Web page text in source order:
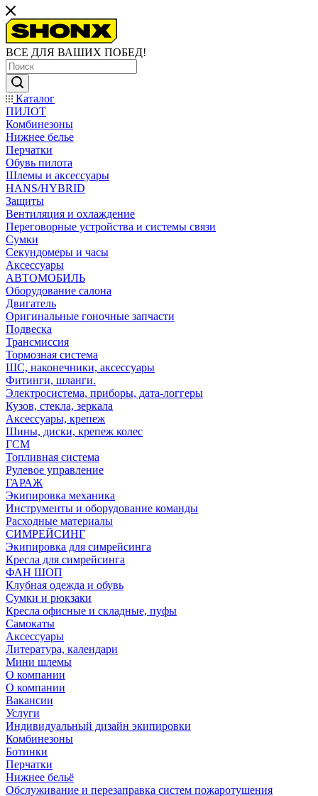
ВСЕ ДЛЯ ВАШИХ ПОБЕД!
Каталог
ПИЛОТ
Комбинезоны
Нижнее белье
Перчатки
Обувь пилота
Шлемы и аксессуары
HANS/HYBRID
Защиты
Вентиляция и охлаждение
Переговорные устройства и системы связи
Сумки
Секундомеры и часы
Аксессуары
АВТОМОБИЛЬ
Оборудование салона
Двигатель
Оригинальные гоночные запчасти
Подвеска
Трансмиссия
Тормозная система
ШС, наконечники, аксессуары
Фитинги, шланги.
Электросистема, приборы, дата-логгеры
Кузов, стекла, зеркала
Аксессуары, крепеж
Шины, диски, крепеж колес
ГСМ
Топливная система
Рулевое управление
ГАРАЖ
Экипировка механика
Инструменты и оборудование команды
Расходные материалы
СИМРЕЙСИНГ
Экипировка для симрейсинга
Кресла для симрейсинга
ФАН ШОП
Клубная одежда и обувь
Сумки и рюкзаки
Кресла офисные и складные, пуфы
Самокаты
Аксессуары
Литература, календари
Мини шлемы
О компании
О компании
Вакансии
Услуги
Индивидуальный дизайн экипировки
Комбинезоны
Ботинки
Перчатки
Нижнее бельё
Обслуживание и перезаправка систем пожаротушения